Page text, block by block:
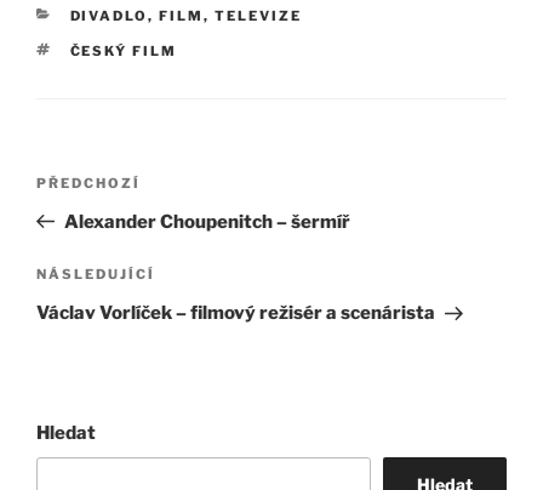
RUBRIKY
DIVADLO, FILM, TELEVIZE
ŠTÍTKY
ČESKÝ FILM
Navigace
příspěvek
Předchozí
příspěvek
PŘEDCHOZÍ
Alexander Choupenitch – šermíř
Následující
příspěvek
NÁSLEDUJÍCÍ
Václav Vorlíček – filmový režisér a scenárista
Hledat
Hledat